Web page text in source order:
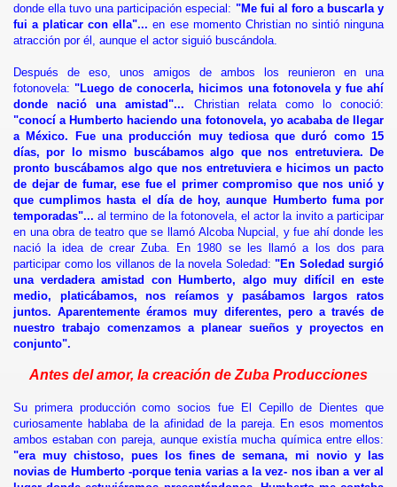
donde ella tuvo una participación especial: "Me fui al foro a buscarla y
fui a platicar con ella"...en ese momento Christian no sintió ninguna
atracción por él, aunque el actor siguió buscándola.
Después de eso, unos amigos de ambos los reunieron en una
fotonovela:"Luego de conocerla, hicimos una fotonovela y fue ahí
donde nació una amistad"... Christian relata como lo conoció:
"conocí a Humberto haciendo una fotonovela, yo acababa de llegar
a México. Fue una producción muy tediosa que duró como 15
días, por lo mismo buscábamos algo que nos entretuviera. De
pronto buscábamos algo que nos entretuviera e hicimos un pacto
de dejar de fumar, ese fue el primer compromiso que nos unió y
que cumplimos hasta el día de hoy, aunque Humberto fuma por
temporadas"...al termino de la fotonovela, el actor la invito a participar
en una obra de teatro que se llamó Alcoba Nupcial, y fue ahí donde les
nació la idea de crear Zuba. En 1980 se les llamó a los dos para
participar como los villanos de la novela Soledad: "En Soledad surgió
una verdadera amistad con Humberto, algo muy difícil en este
medio, platicábamos, nos reíamos y pasábamos largos ratos
juntos. Aparentemente éramos muy diferentes, pero a través de
nuestro trabajo comenzamos a planear sueños y proyectos en
conjunto".
Antes del amor, la creación de Zuba Producciones
Su primera producción como socios fue El Cepillo de Dientes que
curiosamente hablaba de la afinidad de la pareja. En esos momentos
ambos estaban con pareja, aunque existía mucha química entre ellos:
"era muy chistoso, pues los fines de semana, mi novio y las
novias de Humberto -porque tenia varias a la vez- nos iban a ver al
su prioridad
trayectoria
de pies a cabeza
triunfo es ser madre
al cine
en la tv argentina